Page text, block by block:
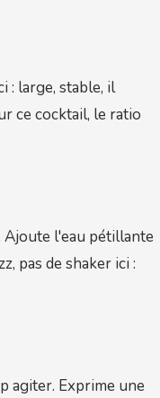
: large, stable, il
ce cocktail, le ratio
Ajoute l'eau pétillante
pas de shaker ici :
agiter. Exprime une